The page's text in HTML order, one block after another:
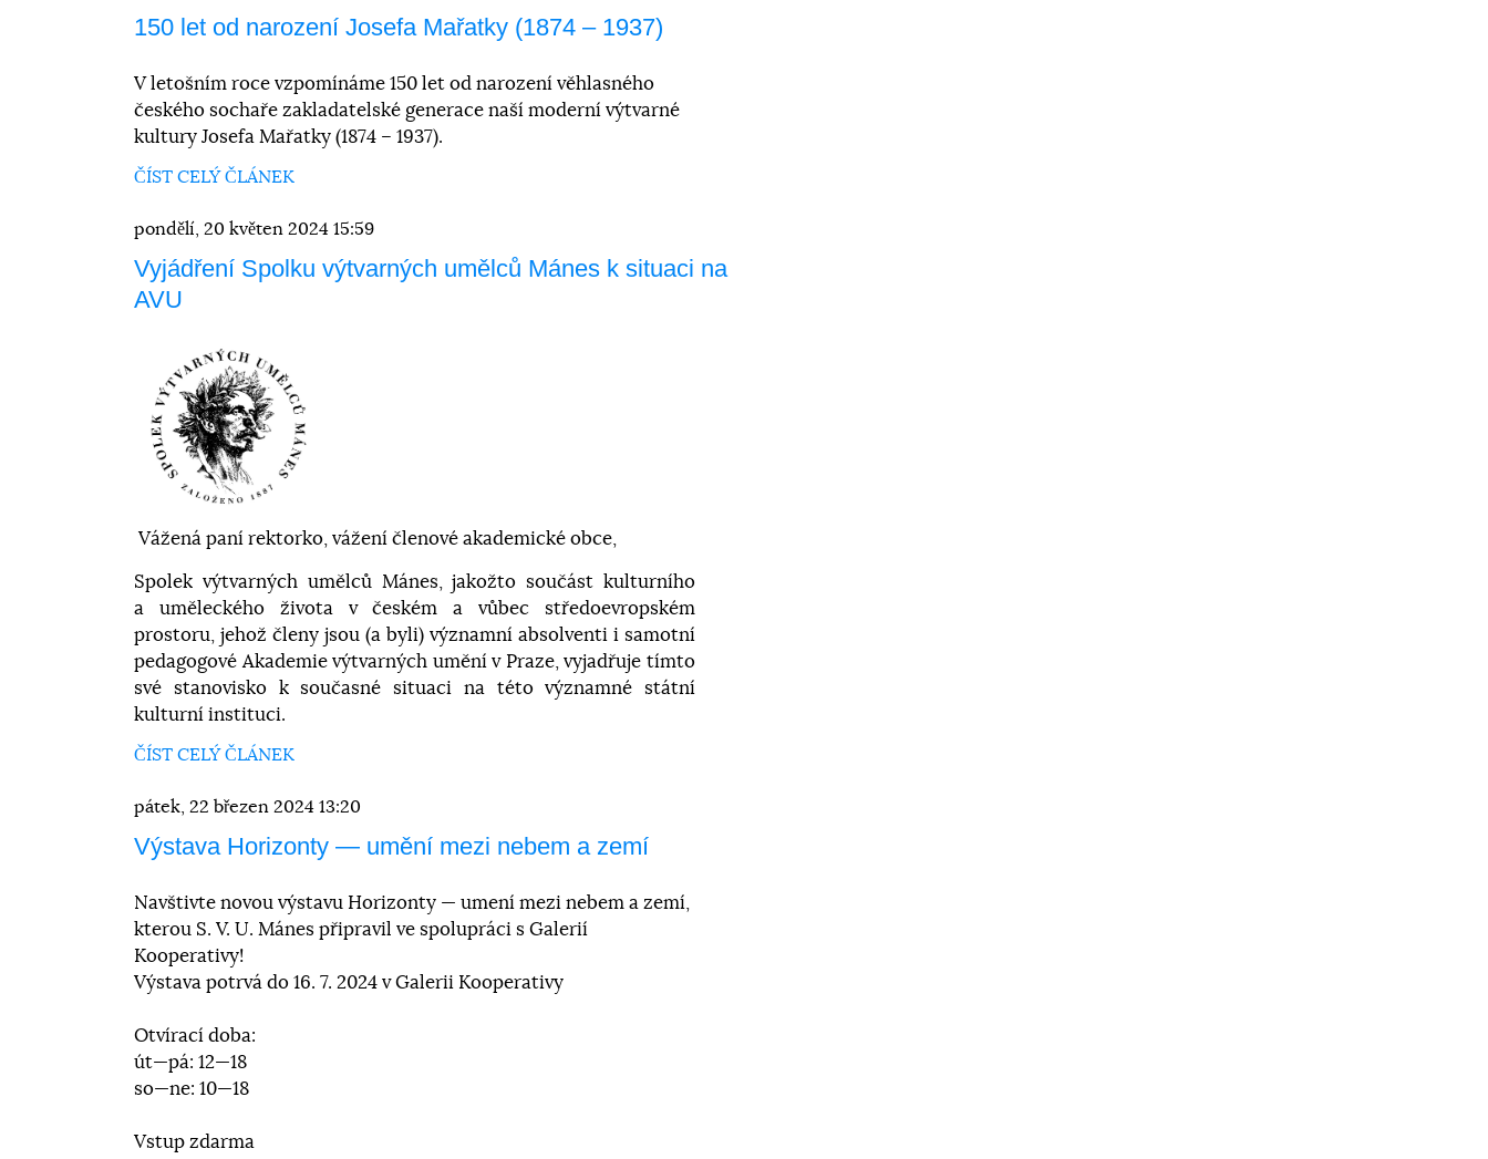
150 let od narození Josefa Mařatky (1874 – 1937)
V letošním roce vzpomínáme 150 let od narození věhlasného
českého sochaře zakladatelské generace naší moderní výtvarné
kultury Josefa Mařatky (1874 – 1937).
ČÍST CELÝ ČLÁNEK
pondělí, 20 květen 2024 15:59
Vyjádření Spolku výtvarných umělců Mánes k situaci na
AVU
Vážená paní rektorko, vážení členové akademické obce,
Spolek výtvarných umělců Mánes, jakožto součást kulturního
a uměleckého života v českém a vůbec středoevropském
prostoru, jehož členy jsou (a byli) významní absolventi i samotní
pedagogové Akademie výtvarných umění v Praze, vyjadřuje tímto
své stanovisko k současné situaci na této významné státní
kulturní instituci.
ČÍST CELÝ ČLÁNEK
pátek, 22 březen 2024 13:20
Výstava Horizonty — umění mezi nebem a zemí
Navštivte novou výstavu Horizonty — umení mezi nebem a zemí,
kterou S. V. U. Mánes připravil ve spolupráci s Galerií
Kooperativy!
Výstava potrvá do 16. 7. 2024 v Galerii Kooperativy
Otvírací doba:
út—pá: 12—18
so—ne: 10—18
Vstup zdarma